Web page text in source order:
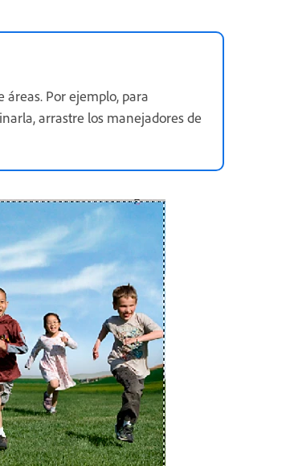
Por ejemplo, para
arrastre los manejadores de